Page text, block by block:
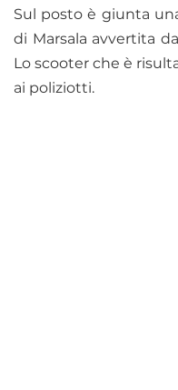
Sul posto è giunta
di Marsala avvertita
Lo scooter che è
ai poliziotti.